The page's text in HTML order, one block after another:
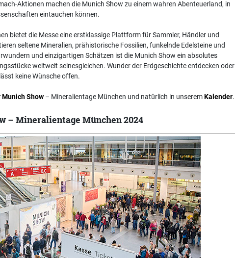
Aktionen machen die Munich Show zu einem wahren Abenteuerland, in
eintauchen können.
bietet die Messe eine erstklassige Plattform für Sammler, Händler und
seltene Mineralien, prähistorische Fossilien, funkelnde Edelsteine und
und einzigartigen Schätzen ist die Munich Show ein absolutes
weltweit seinesgleichen. Wunder der Erdgeschichte entdecken oder
keine Wünsche offen.
Show – Mineralientage München und natürlich in unseremKalender.
– Mineralientage München 2024